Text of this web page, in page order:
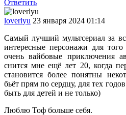
Ответить
loverlyu 23 января 2024 01:14
Самый лучший мультсериал за
интересные персонажи для
очень вайбовые приключения
снится мне ещё лет 20, когда
становится более понятны
бьёт прям по сердцу, для тех
быть для детей и не только)
Люблю Тоф больше себя.